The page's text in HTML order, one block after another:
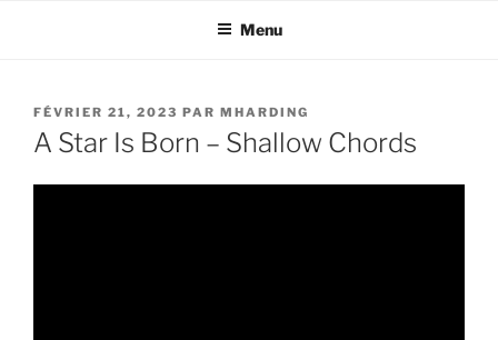
Menu
PUBLIÉ
LE
FÉVRIER 21, 2023 PAR MHARDING
A Star Is Born – Shallow Chords